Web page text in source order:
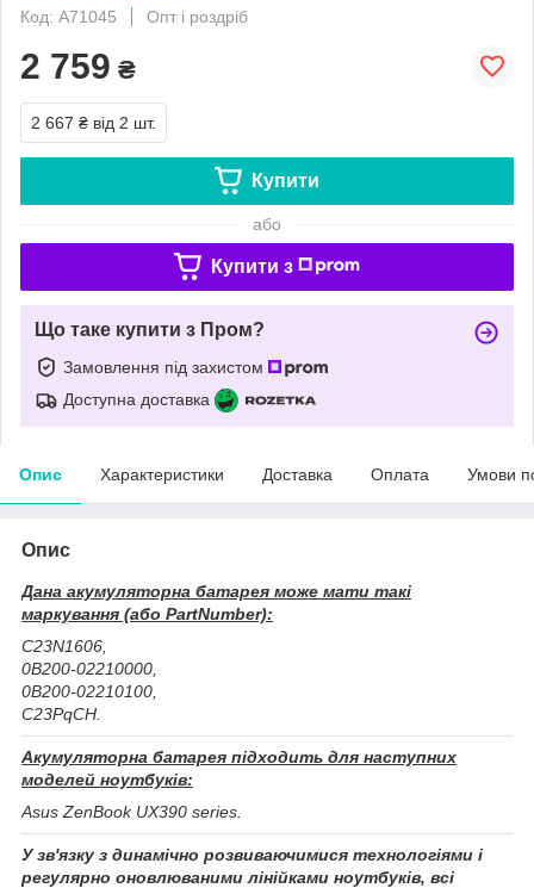
Код: A71045
Опт і роздріб
2 759 ₴
2 667 ₴ від 2 шт.
Купити
або
Купити з
Що таке купити з Пром?
Замовлення під захистом
Доступна доставка
Опис Характеристики Доставка Оплата Умови
Опис
Дана акумуляторна батарея може мати такі
маркування (або PartNumber):
C23N1606,
0B200-02210000,
0B200-02210100,
C23PqCH.
Акумуляторна батарея підходить для наступних
моделей ноутбуків:
Asus ZenBook UX390 series.
У зв'язку з динамічно розвиваючимися технологіями і
регулярно оновлюваними лінійками ноутбуків, всі